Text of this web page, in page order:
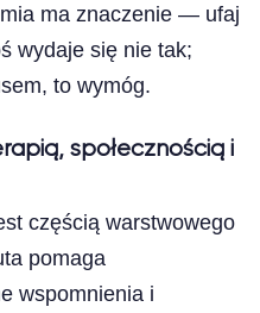
ma znaczenie — ufaj
wydaje się nie tak;
to wymóg.
społecznością i
częścią warstwowego
pomaga
wspomnienia i